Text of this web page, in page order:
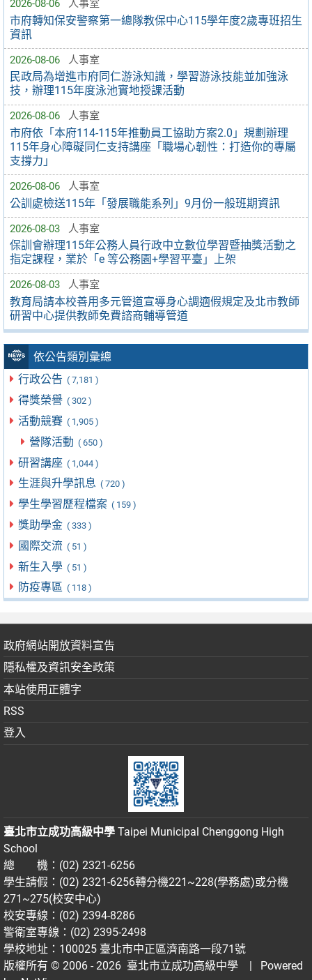
2026-08-06 人事室
市府轉知保安警察第一總隊教保中心115學年度2歲專班招生
資訊
2026-08-06 人事室
民政局為增進市府同仁游泳知識，學習游泳技能並加強泳
技，辦理115年度泳池實地授課活動
2026-08-06 人事室
市府依「本府114-115年推動員工協助方案2.0」規劃辦理
115年身心障礙同仁支持講座「職場心韌性：打造你的專屬
支撐力」
2026-08-06 人事室
公訓處檢送115年「發展職能系列」9月份一般班期資訊
2026-08-03 人事室
保訓會辦理115年公務人員行政中立數位學習暨抽獎活動之
指定課程，業於「e 等公務園+學習平臺」上架
2026-08-03 人事室
教育局請本校善用多元管道宣導身心調適假規定及北市教師
研習中心提供教師免費諮商輔導管道
依公告類別彙總
行政公告 ( 7,181 )
得獎榮譽 ( 302 )
活動競賽 ( 1,905 )
營隊活動 ( 650 )
研習講座 ( 1,044 )
生涯與升學訊息 ( 720 )
學生學習歷程檔案 ( 159 )
獎助學金 ( 333 )
國際交流 ( 51 )
新生入學 ( 51 )
防疫專區 ( 118 )
政府網站開放資料宣告
隱私權及資訊安全政策
本站使用正體字
RSS
登入
臺北市立成功高級中學 Taipei Municipal Chenggong High
School
總 機：(02) 2321-6256
學生請假：(02) 2321-6256轉分機221~228(學務處)或分機
271~275(校安中心)
校安專線：(02) 2394-8286
警衛室專線：(02) 2395-2498
學校地址：100025 臺北市中正區濟南路一段71號
版權所有 © 2006 - 2026 臺北市立成功高級中學
| Powered